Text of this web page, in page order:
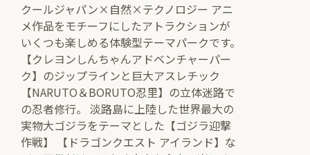
クールジャパン×自然×テクノロジー アニ
メ作品をモチーフにしたアトラクションが
いくつも楽しめる体験型テーマパークです。
【クレヨンしんちゃんアドベンチャーパー
ク】のジップラインと巨大アスレチック
【NARUTO＆BORUTO忍里】の立体迷路で
の忍者修行。 淡路島に上陸した世界最大の
実物大ゴジラをテーマとした【ゴジラ迎撃
作戦】 【ドラゴンクエスト アイランド】な